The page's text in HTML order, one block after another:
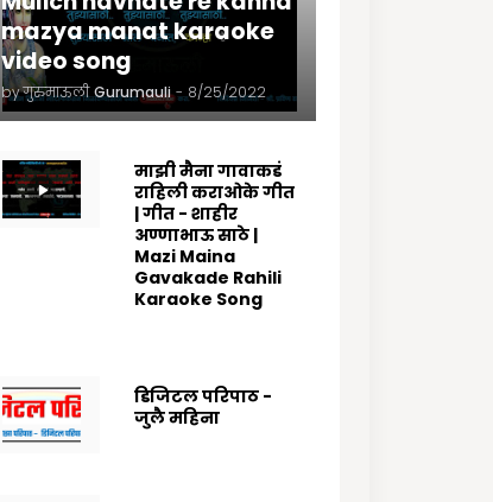
mazya manat karaoke
video song
by गुरुमाऊली Gurumauli - 8/25/2022
माझी मैना गावाकडं
राहिली कराओके गीत
| गीत - शाहीर
अण्णाभाऊ साठे |
Mazi Maina
Gavakade Rahili
Karaoke Song
डिजिटल परिपाठ -
जुलै महिना